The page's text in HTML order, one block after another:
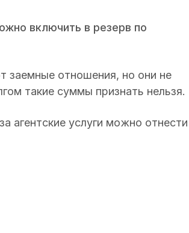
включить в резерв по
заемные отношения, но они не
такие суммы признать нельзя.
агентские услуги можно